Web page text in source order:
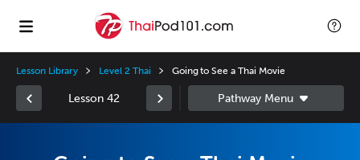
Lesson Library Level 2 Thai Going to See a Thai Movie
Lesson 42